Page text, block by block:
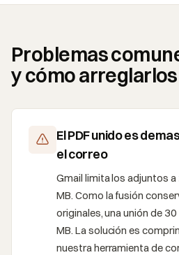
Problemas
y cómo arreglarlos
El PDF unido es
el correo
Gmail limita los adjuntos
MB. Como la fusión
originales, una unión de
MB. La solución es
nuestra herramienta de